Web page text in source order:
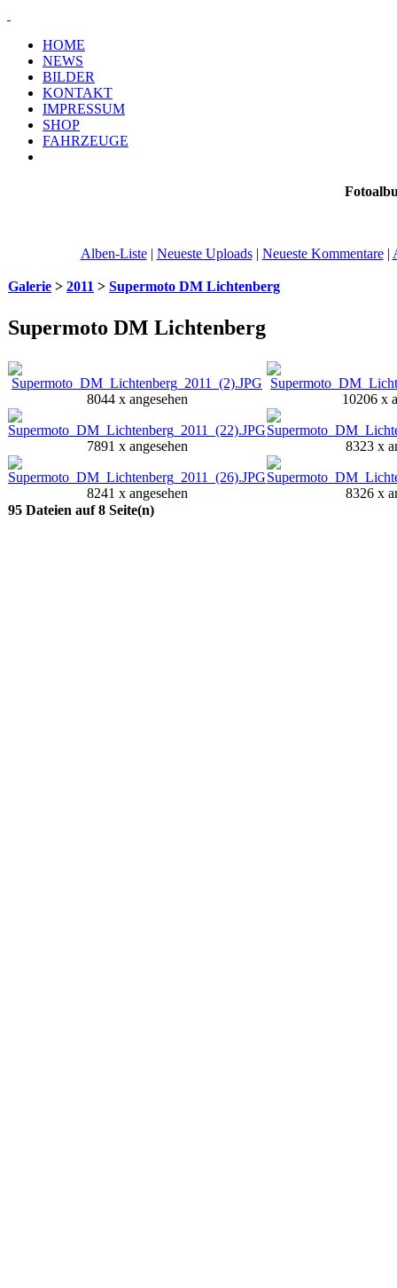
HOME
NEWS
BILDER
KONTAKT
IMPRESSUM
SHOP
FAHRZEUGE
Alben-Liste| Neueste Uploads| Neueste Kommentare|
Galerie > 2011 > Supermoto DM Lichtenberg
Supermoto DM Lichtenberg
8044 x angesehen 10206 x
7891 x angesehen 8323 x
8241 x angesehen
8326 x
95 Dateien auf 8 Seite(n)